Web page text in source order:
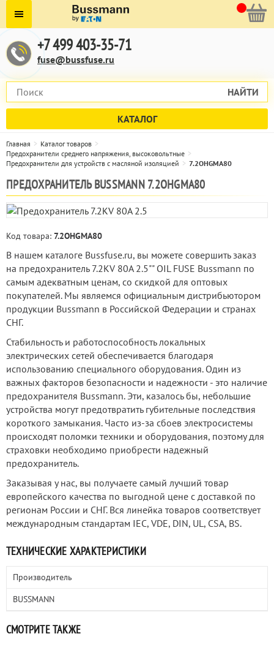
+7 499 403-35-71
fuse@bussfuse.ru
НАЙТИ
КАТАЛОГ
Главная
Каталог товаров
Предохранители среднего напряжения, высоковольтные
Предохранители для устройств с масляной изоляцией
7.2OHGMA80
ПРЕДОХРАНИТЕЛЬ BUSSMANN 7.2OHGMA80
Код товара: 7.2OHGMA80
В нашем каталоге Bussfuse.ru, вы можете совершить заказ
на предохранитель 7.2KV 80A 2.5"" OIL FUSE Bussmann по
самым адекватным ценам, со скидкой для оптовых
покупателей. Мы являемся официальным дистрибьютором
продукции Bussmann в Российской Федерации и странах
СНГ.
Стабильность и работоспособность локальных
электрических сетей обеспечивается благодаря
использованию специального оборудования. Один из
важных факторов безопасности и надежности - это наличие
предохранителя Bussmann. Эти, казалось бы, небольшие
устройства могут предотвратить губительные последствия
короткого замыкания. Часто из-за сбоев электросистемы
происходят поломки техники и оборудования, поэтому для
страховки необходимо приобрести надежный
предохранитель.
Заказывая у нас, вы получаете самый лучший товар
европейского качества по выгодной цене с доставкой по
регионам России и СНГ. Вся линейка товаров соответствует
международным стандартам IEC, VDE, DIN, UL, CSA, BS.
ТЕХНИЧЕСКИЕ ХАРАКТЕРИСТИКИ
Производитель
BUSSMANN
СМОТРИТЕ ТАКЖЕ